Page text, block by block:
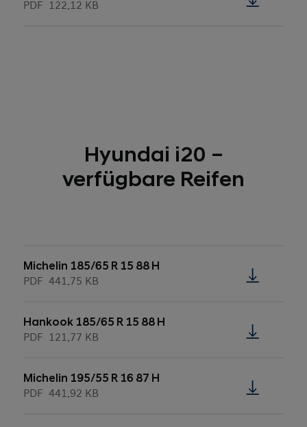
PDF 122.12 KB
Hyundai i20 –
verfügbare Reifen
Michelin 185/65 R 15 88 H
PDF 441.75 KB
Hankook 185/65 R 15 88 H
PDF 121.77 KB
Michelin 195/55 R 16 87 H
PDF 441.92 KB